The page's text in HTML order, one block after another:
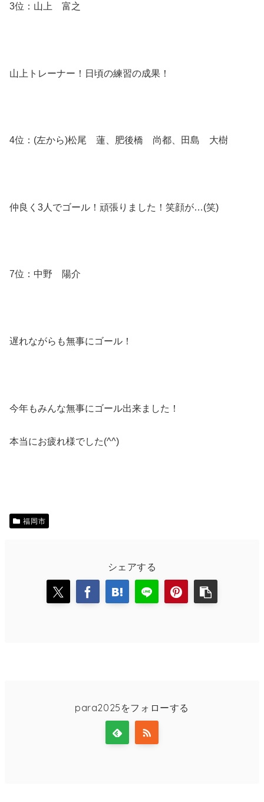
3位：山上 富之
山上トレーナー！日頃の練習の成果！
4位：(左から)松尾 蓮、肥後橋 尚都、田島 大樹
仲良く3人でゴール！頑張りました！笑顔が…(笑)
7位：中野 陽介
遅れながらも無事にゴール！
今年もみんな無事にゴール出来ました！
本当にお疲れ様でした(^^)
福岡市
シェアする
para2025をフォローする